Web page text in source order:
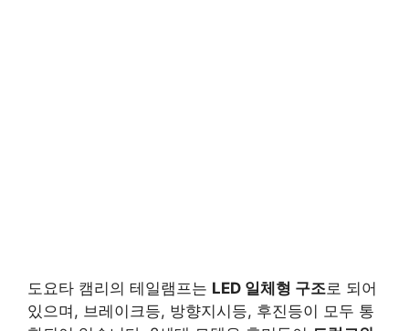
도요타 캠리의 테일램프는 LED 일체형 구조로 되어
있으며, 브레이크등, 방향지시등, 후진등이 모두 통